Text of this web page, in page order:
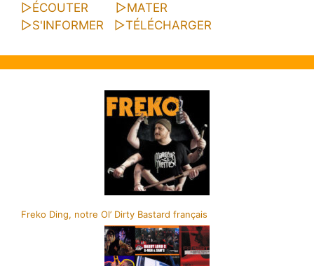
▷ÉCOUTER ▷MATER
▷S'INFORMER ▷TÉLÉCHARGER
Freko Ding, notre Ol’ Dirty Bastard français